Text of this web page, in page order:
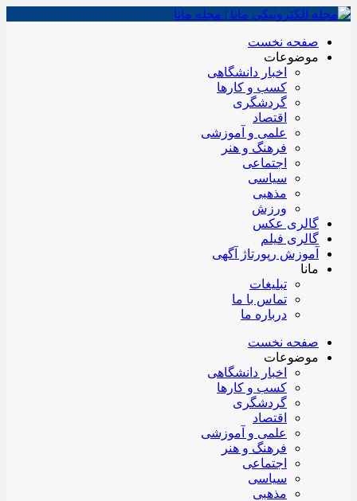
صفحه نخست
موضوعات
اخبار دانشگاهی
کسب و کارها
گردشگری
اقتصاد
علمی و آموزشی
فرهنگ و هنر
اجتماعی
سیاسی
مذهبی
ورزش
گالری عکس
گالری فیلم
آموزش رپورتاژ آگهی
مانا
تبلیغات
تماس با ما
درباره ما
صفحه نخست
موضوعات
اخبار دانشگاهی
کسب و کارها
گردشگری
اقتصاد
علمی و آموزشی
فرهنگ و هنر
اجتماعی
سیاسی
مذهبی